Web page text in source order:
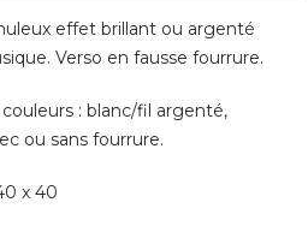
effet brillant ou argenté
Verso en fausse fourrure.
: blanc/fil argenté,
ou sans fourrure.
x 40